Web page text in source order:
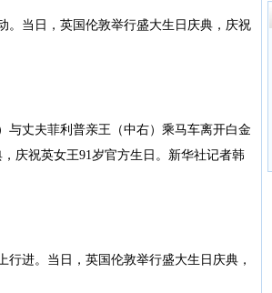
当日，英国伦敦举行盛大生日庆典，庆祝
丈夫菲利普亲王（中右）乘马车离开白金
庆祝英女王91岁官方生日。新华社记者韩
进。当日，英国伦敦举行盛大生日庆典，